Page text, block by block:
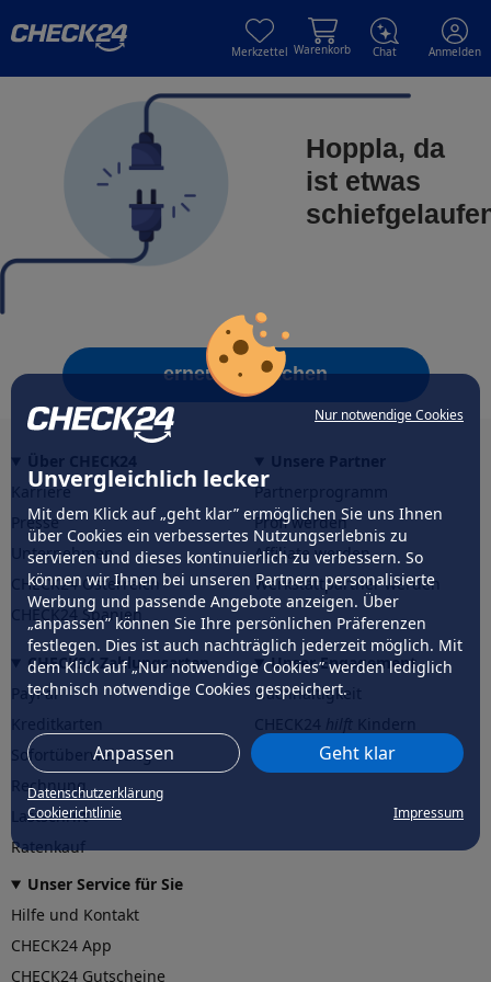
Nur notwendige Cookies
Unvergleichlich lecker
Mit dem Klick auf „geht klar” ermöglichen Sie uns Ihnen
über Cookies ein verbessertes Nutzungserlebnis zu
servieren und dieses kontinuierlich zu verbessern. So
können wir Ihnen bei unseren Partnern personalisierte
Werbung und passende Angebote anzeigen. Über
„anpassen” können Sie Ihre persönlichen Präferenzen
festlegen. Dies ist auch nachträglich jederzeit möglich. Mit
dem Klick auf „Nur notwendige Cookies” werden lediglich
technisch notwendige Cookies gespeichert.
Anpassen Geht klar
Datenschutzerklärung
Cookierichtlinie
Impressum
Merkzettel Warenkorb Chat Anmelden
Hoppla, da
ist etwas
erneut versuchen
Karriere
Presse
Unternehmen
CHECK24 Österreich
CHECK24 Spanien
Partnerprogramm
Profi werden
Affiliate werden
Werkstattpartner werden
CHECK24 Zahlungsarten
PayPal
Sofortüberweisung
Rechnung
Lastschrift
Ratenkauf
Unser Engagement
Nachhaltigkeit
CHECK24hilftder Natur
Unser Service für Sie
Hilfe und Kontakt
CHECK24 App
CHECK24 Gutscheine